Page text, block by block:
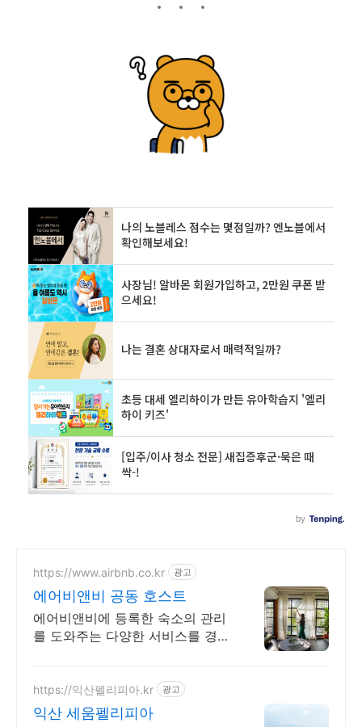
https://www.airbnb.co.kr 광고
에어비앤비 공동 호스트
에어비앤비에 등록한 숙소의 관리
를 도와주는 다양한 서비스를 경험
https://익산펠리피아.kr 광고
익산 세움펠리피아